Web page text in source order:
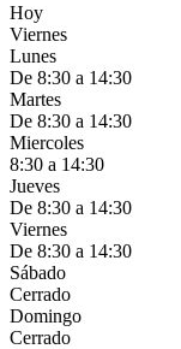
Hoy
Viernes
Lunes
De 8:30 a 14:30
Martes
De 8:30 a 14:30
Miercoles
8:30 a 14:30
Jueves
De 8:30 a 14:30
Viernes
De 8:30 a 14:30
Sábado
Cerrado
Domingo
Cerrado